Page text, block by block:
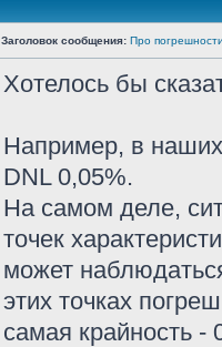
Заголовок сообщения: Про
Хотелось бы
Например, в
DNL 0,05%.
На самом деле,
точек
может
этих точках
самая крайность -